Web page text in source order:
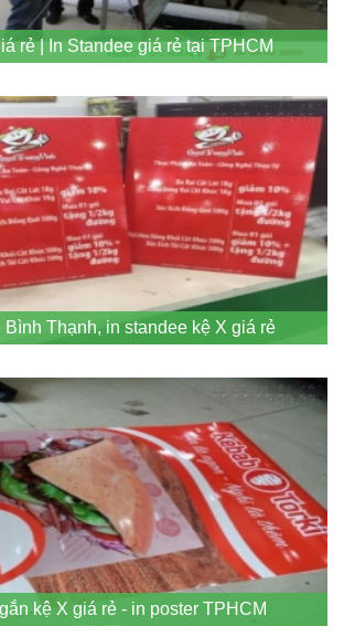
rẻ | In Standee giá rẻ tại TPHCM
Bình Thạnh, in standee kệ X giá rẻ
kệ X giá rẻ - in poster TPHCM